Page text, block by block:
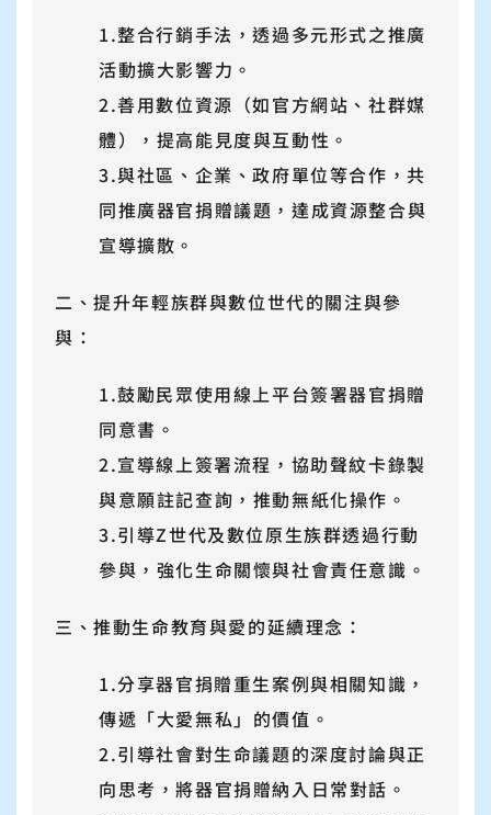
1.整合行銷手法，透過多元形式之推廣
活動擴大影響力。
2.善用數位資源（如官方網站、社群媒
體），提高能見度與互動性。
3.與社區、企業、政府單位等合作，共
同推廣器官捐贈議題，達成資源整合與
宣導擴散。
二、提升年輕族群與數位世代的關注與參
與：
1.鼓勵民眾使用線上平台簽署器官捐贈
同意書。
2.宣導線上簽署流程，協助聲紋卡錄製
與意願註記查詢，推動無紙化操作。
3.引導Z世代及數位原生族群透過行動
參與，強化生命關懷與社會責任意識。
三、推動生命教育與愛的延續理念：
1.分享器官捐贈重生案例與相關知識，
傳遞「大愛無私」的價值。
2.引導社會對生命議題的深度討論與正
向思考，將器官捐贈納入日常對話。